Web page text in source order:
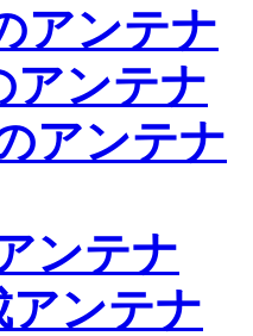
アンテナ
アンテナ
アンテナ
ンテナ
アンテナ